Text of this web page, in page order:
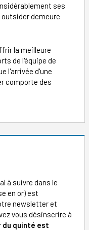
ses
demeure
la meilleure
de l'équipe de
l'arrivée d'une
comporte des
à suivre dans le
en or) est
newsletter et
vous désinscrire à
du quinté est